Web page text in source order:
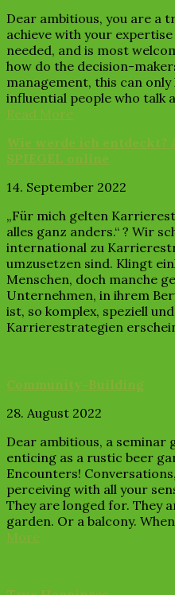
Dear ambitious, you are a
achieve with your
needed, and is most
how do the decision-
management, this can
influential people who talk
Read More
Wie werde ich entdeckt?
SPIEGEL online
14. September 2022
„Für mich gelten
alles ganz anders.“ ? Wir
international zu
umzusetzen sind. Klingt
Menschen, doch manche
Unternehmen, in ihrem
ist, so komplex, speziell
Karrierestrategien
Community-Building
28. August 2022
Dear ambitious, a seminar
enticing as a rustic beer
Encounters!
perceiving with all your
They are longed for. They
garden. Or a balcony.
More